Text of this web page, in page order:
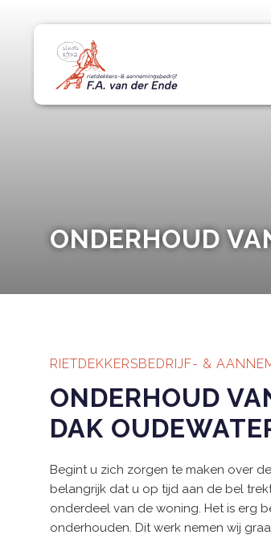
ONDERHOUD
RIETDEKKERSBEDRIJF- &
ONDERHOUD
DAK
Begint u zich zorgen te maken over
belangrijk dat u op tijd aan de bel
onderdeel van de woning. Het is erg
onderhouden. Dit werk nemen wij